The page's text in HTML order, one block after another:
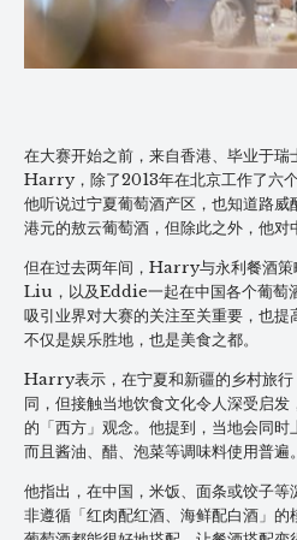
在大赛开始之前，来自香港、毕业于瑞
Harry，除了2013年在北京工作了六个
他听说过宁夏葡萄酒产区，也知道路
港元的敖云葡萄酒，但除此之外，他对
但在过去两年间，Harry与永利餐酒
Liu，以及Eddie一起在中国各个葡萄
吸引业界对大赛的关注至关重要，也
不仅是娱乐胜地，也是美食之都。
Harry表示，在宁夏和新疆的乡村旅行
同，但接触当地饮食文化令人深受启
的「西方」观念。他提到，当地会同时
而且酱油、醋、泡菜等调味料使用普遍。
他指出，在中国，米饭、面条或饺子
非遵循「红肉配红酒、海鲜配白酒」的